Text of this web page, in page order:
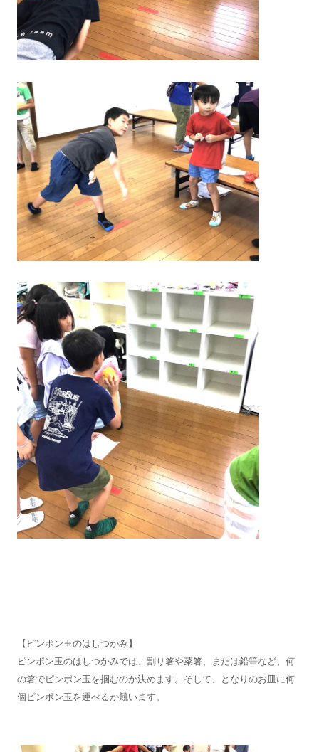
【ピンポン玉のはしつかみ】
ピンポン玉のはしつかみでは、割り箸や菜箸、または鉛筆など、何
の箸でピンポン玉を掴むのか決めます。そして、となりのお皿に何
個ピンポン玉を運べるか競います。